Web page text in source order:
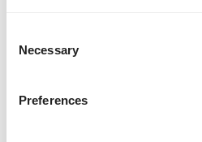
Selection
Necessary
Preferences